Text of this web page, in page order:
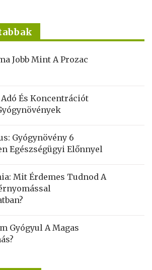
Jobb Mint A Prozac
És Koncentrációt
Gyógynövény 6
Egészségügyi Előnnyel
Mit Érdemes Tudnod A
Gyógyul A Magas